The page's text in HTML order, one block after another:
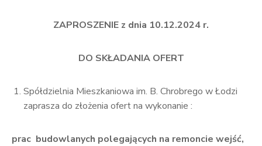
ZAPROSZENIE z dnia 10.12.2024 r.
DO SKŁADANIA OFERT
Spółdzielnia Mieszkaniowa im. B. Chrobrego w Łodzi
zaprasza do złożenia ofert na wykonanie :
prac budowlanych polegających na remoncie wejść,